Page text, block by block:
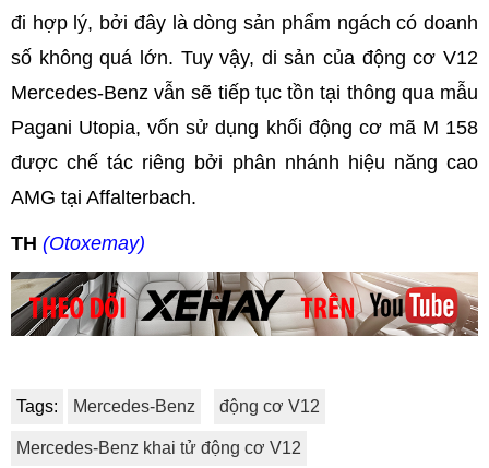
đi hợp lý, bởi đây là dòng sản phẩm ngách có doanh
số không quá lớn. Tuy vậy, di sản của động cơ V12
Mercedes-Benz vẫn sẽ tiếp tục tồn tại thông qua mẫu
Pagani Utopia, vốn sử dụng khối động cơ mã M 158
được chế tác riêng bởi phân nhánh hiệu năng cao
AMG tại Affalterbach.
TH (Otoxemay)
Tags: Mercedes-Benz động cơ V12
Mercedes-Benz khai tử động cơ V12